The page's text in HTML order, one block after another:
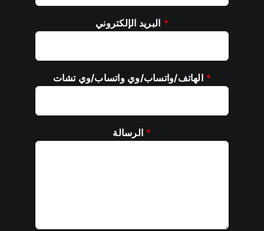
البريد الإلكتروني *
الهاتف/واتساب/وي واتساب/وي تشات *
الرسالة *